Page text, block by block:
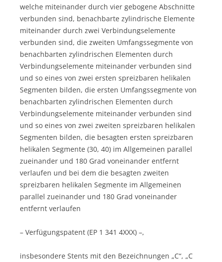
welche miteinander durch vier gebogene Abschnitte
verbunden sind, benachbarte zylindrische Elemente
miteinander durch zwei Verbindungselemente
verbunden sind, die zweiten Umfangssegmente von
benachbarten zylindrischen Elementen durch
Verbindungselemente miteinander verbunden sind
und so eines von zwei ersten spreizbaren helikalen
Segmenten bilden, die ersten Umfangssegmente von
benachbarten zylindrischen Elementen durch
Verbindungselemente miteinander verbunden sind
und so eines von zwei zweiten spreizbaren helikalen
Segmenten bilden, die besagten ersten spreizbaren
helikalen Segmente (30, 40) im Allgemeinen parallel
zueinander und 180 Grad voneinander entfernt
verlaufen und bei dem die besagten zweiten
spreizbaren helikalen Segmente im Allgemeinen
parallel zueinander und 180 Grad voneinander
entfernt verlaufen
– Verfügungspatent (EP 1 341 4XXX) –,
insbesondere Stents mit den Bezeichnungen „C“, „C